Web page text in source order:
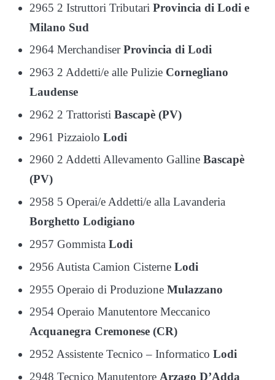
2965 2 Istruttori Tributari Provincia di Lodi e
Milano Sud
2964 MerchandiserProvincia di Lodi
2963 2 Addetti/e alle Pulizie Cornegliano
Laudense
2962 2 Trattoristi Bascapè (PV)
2961 Pizzaiolo Lodi
2960 2 Addetti Allevamento Galline Bascapè
(PV)
2958 5 Operai/e Addetti/e alla Lavanderia
Borghetto Lodigiano
2957 Gommista Lodi
2956 Autista Camion Cisterne Lodi
2955 Operaio di Produzione Mulazzano
2954 Operaio Manutentore Meccanico
Acquanegra Cremonese (CR)
2952 Assistente Tecnico – Informatico Lodi
2948 Tecnico Manutentore Arzago D’Adda